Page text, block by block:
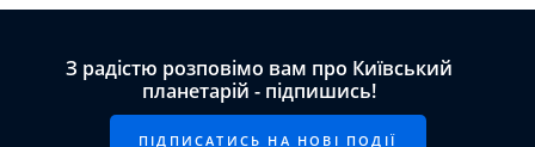
З радістю розповімо вам про Київський
планетарій - підпишись!